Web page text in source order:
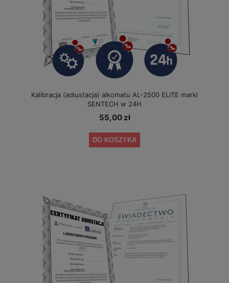
Kalibracja (adiustacja) alkomatu AL-2500 ELITE marki
SENTECH w 24H
55,00 zł
DO KOSZYKA